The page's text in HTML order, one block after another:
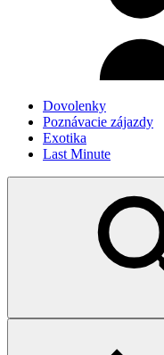
Dovolenky
Poznávacie zájazdy
Exotika
Last Minute